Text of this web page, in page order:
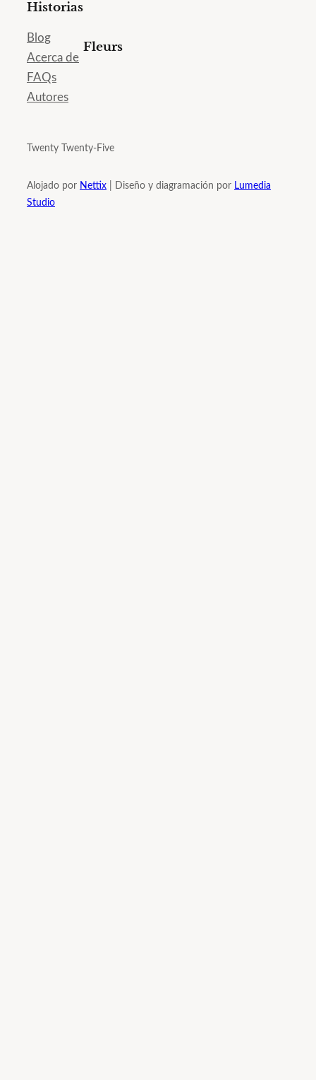
Historias
Blog
Acerca de
FAQs
Autores
Fleurs
Twenty Twenty-Five
Alojado por Nettix | Diseño y diagramación por Lumedia
Studio